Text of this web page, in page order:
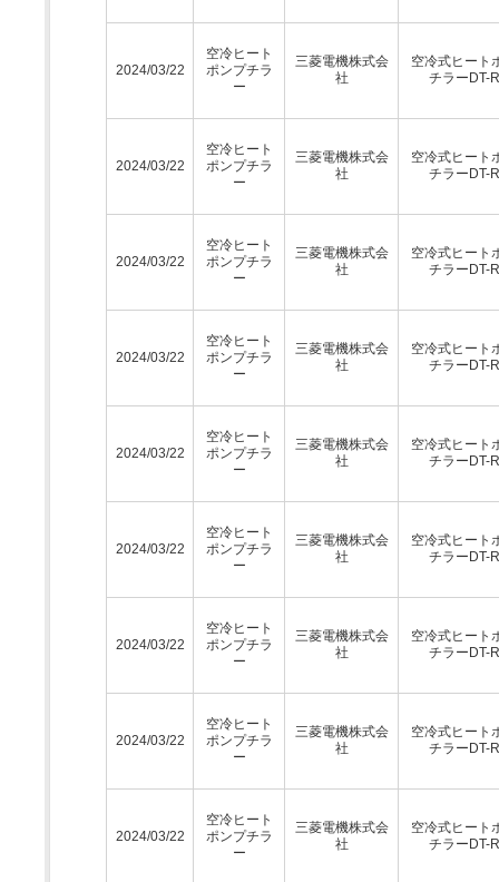
2024/03/22
空冷ヒート
ポンプチラ
ー
三菱電機株式会
社
空冷式ヒート
チラーDT-
2024/03/22
空冷ヒート
ポンプチラ
ー
三菱電機株式会
社
空冷式ヒート
チラーDT-
2024/03/22
空冷ヒート
ポンプチラ
ー
三菱電機株式会
社
空冷式ヒート
チラーDT-
2024/03/22
空冷ヒート
ポンプチラ
ー
三菱電機株式会
社
空冷式ヒート
チラーDT-
2024/03/22
空冷ヒート
ポンプチラ
ー
三菱電機株式会
社
空冷式ヒート
チラーDT-
2024/03/22
空冷ヒート
ポンプチラ
ー
三菱電機株式会
社
空冷式ヒート
チラーDT-
2024/03/22
空冷ヒート
ポンプチラ
ー
三菱電機株式会
社
空冷式ヒート
チラーDT-
2024/03/22
空冷ヒート
ポンプチラ
ー
三菱電機株式会
社
空冷式ヒート
チラーDT-
2024/03/22
空冷ヒート
ポンプチラ
ー
三菱電機株式会
社
空冷式ヒート
チラーDT-